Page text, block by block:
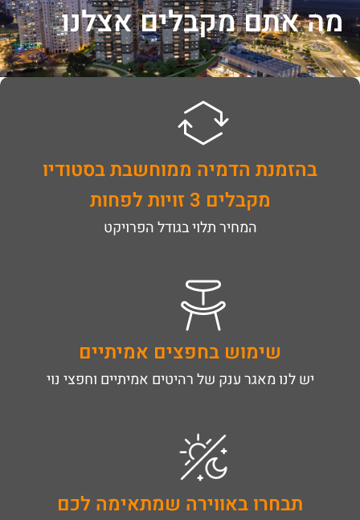
מה אתם מקבלים אצלנו
בהזמנת הדמיה ממוחשבת בסטודיו
מקבלים 3 זויות לפחות
המחיר תלוי בגודל הפרויקט
שימוש בחפצים אמיתיים
יש לנו מאגר ענק של רהיטים אמיתיים וחפצי נוי
תבחרו באווירה שמתאימה לכם